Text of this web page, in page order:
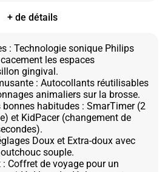
+ de détails
: Technologie sonique Philips
les espaces
gingival.
: Autocollants réutilisables
animaliers sur la brosse.
bonnes habitudes : SmarTimer (2
et KidPacer (changement de
Doux et Extra-doux avec
souple.
Coffret de voyage pour un